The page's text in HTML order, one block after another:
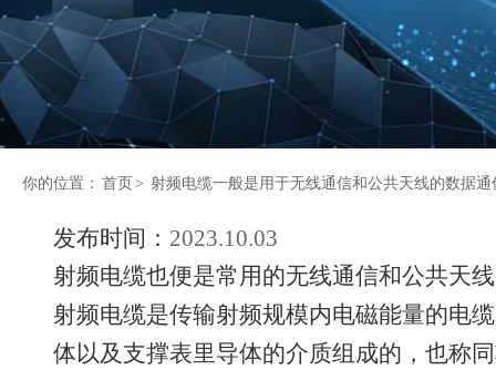
你的位置： 首页 > 射频电缆一般是用于无线通信和公共天线的数据通
发布时间： 2023.10.03
射频电缆也便是常用的无线通信和公共天
射频电缆是传输射频规模内电磁能量的电
体以及支撑表里导体的介质组成的，也称